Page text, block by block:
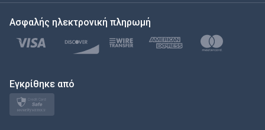
Türkçe
Polski
日本
Ασφαλής ηλεκτρονική πληρωμή
Εγκρίθηκε από